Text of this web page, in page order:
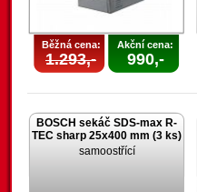
Běžná cena:
1.293,-
Akční cena:
990,-
BOSCH sekáč SDS-max R-
TEC sharp 25x400 mm (3 ks)
samoostřící